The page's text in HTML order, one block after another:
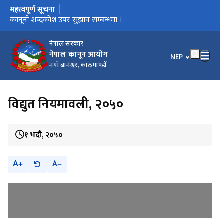
नेपाल सरकार
नेपाल कानून आयोग
नयाँ बानेश्वर, काठमाण्डौँ
भाषा चयन गर्नुहोस्
NEP
मुख्य नेभिगेसनमा जानुहोस्
महत्त्वपूर्ण सूचना
कार्यालय स्थानान्तरण भएको सूचना ।
कानूनी शब्दकोश उपर सुझाव सम्बन्धमा ।
कानूनी शब्दकोश
विद्युत नियमावली, २०५०
१ भदौ, २०५०
A A